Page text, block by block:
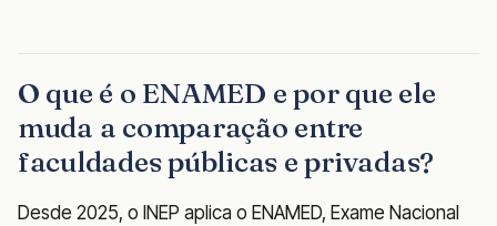
O que é o ENAMED e por que ele
muda a comparação entre
faculdades públicas e privadas?
Desde 2025, o INEP aplica o ENAMED, Exame Nacional